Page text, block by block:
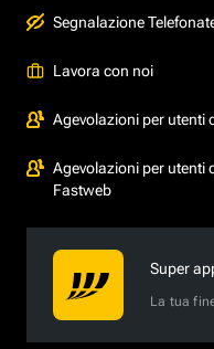
Segnalazione
Lavora con noi
Agevolazioni per utenti
Agevolazioni per utenti
Fastweb
Super
La tua